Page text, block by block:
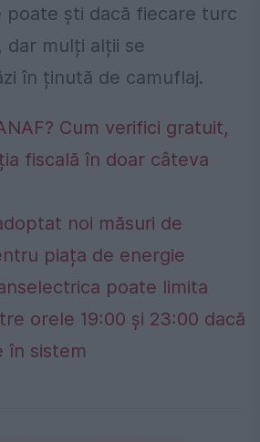
poate ști dacă fiecare turc
dar mulți alții se
în ținută de camuflaj.
Cum verifici gratuit,
fiscală în doar câteva
noi măsuri de
piața de energie
poate limita
orele 19:00 și 23:00 dacă
în sistem